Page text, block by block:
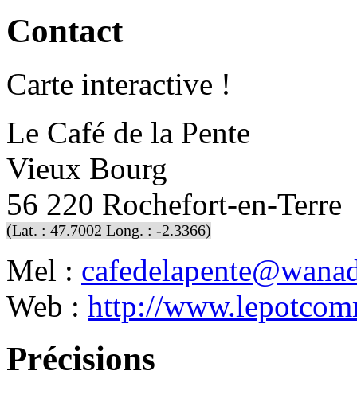
Contact
Carte interactive !
Le Café de la Pente
Vieux Bourg
56 220 Rochefort-en-Terre
(Lat. : 47.7002 Long. : -2.3366)
Mel :
Web : http://
Précisions